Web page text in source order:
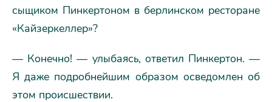
сыщиком Пинкертоном в берлинском ресторане
«Кайзеркеллер»?
— Конечно! — улыбаясь, ответил Пинкертон. —
Я даже подробнейшим образом осведомлен об
этом происшествии.